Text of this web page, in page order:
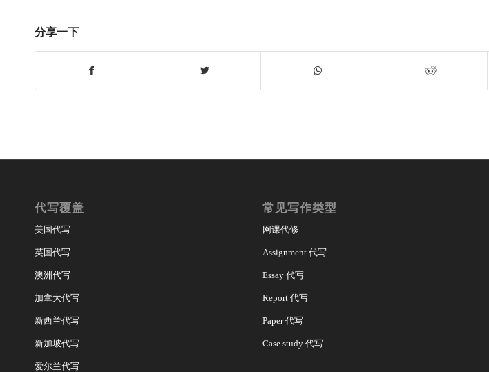
分享一下
代写覆盖
美国代写
英国代写
澳洲代写
加拿大代写
新西兰代写
新加坡代写
爱尔兰代写
常见写作类型
网课代修
Assignment 代写
Essay 代写
Report 代写
Paper 代写
Case study 代写